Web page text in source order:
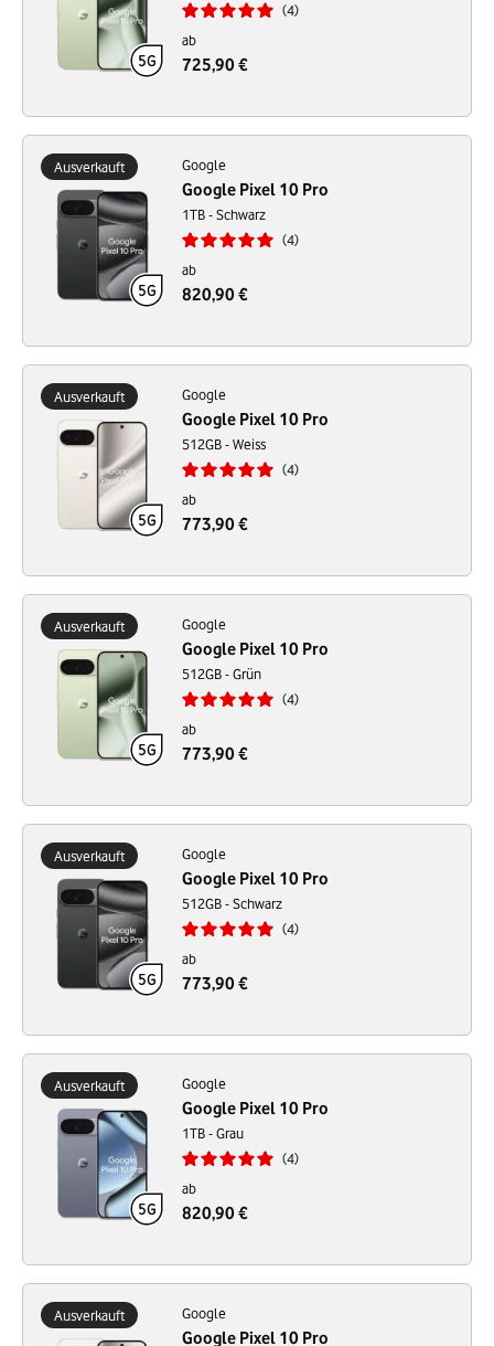
4
ab
725,90 €
Ausverkauft Google
Google Pixel 10 Pro
1TB - Schwarz
4
ab
820,90 €
Ausverkauft Google
Google Pixel 10 Pro
512GB - Weiss
4
ab
773,90 €
Ausverkauft Google
Google Pixel 10 Pro
512GB - Grün
4
ab
773,90 €
Ausverkauft Google
Google Pixel 10 Pro
512GB - Schwarz
4
ab
773,90 €
Ausverkauft Google
Google Pixel 10 Pro
1TB - Grau
4
ab
820,90 €
Ausverkauft Google
Google Pixel 10 Pro